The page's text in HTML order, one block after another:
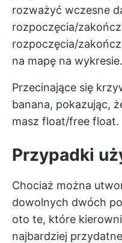
rozważyć wczesne
rozpoczęcia/
rozpoczęcia/
na mapę na wykresie.
Przecinające się
banana, pokazując,
masz float/free float.
Przypadki
Chociaż można
dowolnych dwóch
oto te, które
najbardziej